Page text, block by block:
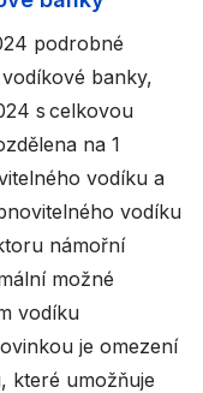
podrobné
banky,
s celkovou
na 1
vodíku a
vodíku
námořní
možné
vodíku
je omezení
které umožňuje